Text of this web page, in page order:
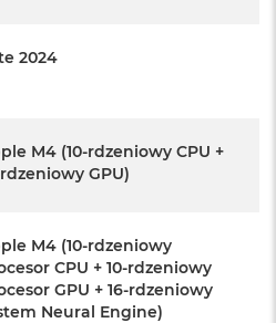
macOS w języku
menu
ID
2024
M4 (10-rdzeniowy CPU +
rdzeniowy GPU)
M4 (10-rdzeniowy
CPU + 10-rdzeniowy
GPU + 16-rdzeniowy
Neural Engine)